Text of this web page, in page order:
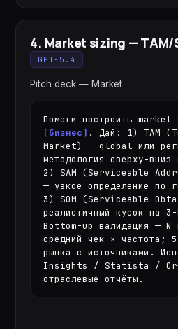
4. Market sizing — TAM/
GPT-5.4
Pitch deck — Market
[бизнес] . Дай: 1) TAM
Market) — global или
методология сверху-вниз
2) SAM (Serviceable
— узкое определение по
3) SOM (Serviceable
реалистичный кусок на
Bottom-up валидация — N
средний чек × частота;
рынка с источниками.
Insights / Statista /
отраслевые отчёты.